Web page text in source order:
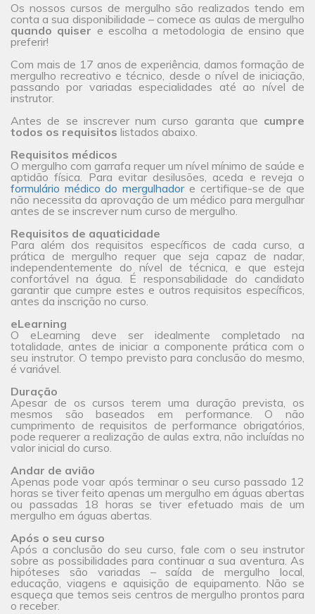
Os nossos cursos de mergulho são realizados tendo em
conta a sua disponibilidade – comece as aulas de mergulho
quando quiser e escolha a metodologia de ensino que
preferir!
Com mais de 17 anos de experiência, damos formação de
mergulho recreativo e técnico, desde o nível de iniciação,
passando por variadas especialidades até ao nível de
instrutor.
Antes de se inscrever num curso garanta que cumpre
todos os requisitos listados abaixo.
Requisitos médicos
O mergulho com garrafa requer um nível mínimo de saúde e
aptidão física. Para evitar desilusões, aceda e reveja o
formulário médico do mergulhadore certifique-se de que
não necessita da aprovação de um médico para mergulhar
antes de se inscrever num curso de mergulho.
Requisitos de aquaticidade
Para além dos requisitos específicos de cada curso, a
prática de mergulho requer que seja capaz de nadar,
independentemente do nível de técnica, e que esteja
confortável na água. É responsabilidade do candidato
garantir que cumpre estes e outros requisitos específicos,
antes da inscrição no curso.
eLearning
O eLearning deve ser idealmente completado na
totalidade, antes de iniciar a componente prática com o
seu instrutor. O tempo previsto para conclusão do mesmo,
é variável.
Duração
Apesar de os cursos terem uma duração prevista, os
mesmos são baseados em performance. O não
cumprimento de requisitos de performance obrigatórios,
pode requerer a realização de aulas extra, não incluídas no
valor inicial do curso.
Andar de avião
Apenas pode voar após terminar o seu curso passado 12
horas se tiver feito apenas um mergulho em águas abertas
ou passadas 18 horas se tiver efetuado mais de um
mergulho em águas abertas.
Após o seu curso
Após a conclusão do seu curso, fale com o seu instrutor
sobre as possibilidades para continuar a sua aventura. As
hipóteses são variadas – saída de mergulho local,
educação, viagens e aquisição de equipamento. Não se
esqueça que temos seis centros de mergulho prontos para
o receber.